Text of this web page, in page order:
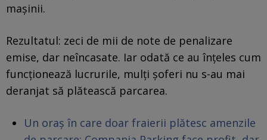
mașinii.
Rezultatul: zeci de mii de note de penalizare
emise, dar neîncasate. Iar odată ce au înțeles cum
funcționează lucrurile, mulți șoferi nu s-au mai
deranjat să plătească parcarea.
Un oraș în care doar fraierii plătesc amenzile